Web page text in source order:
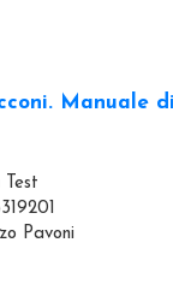
Manuale
Pavoni